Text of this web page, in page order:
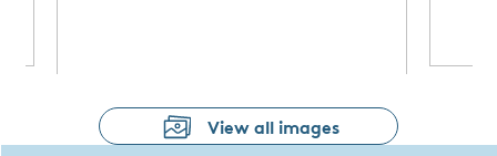
View all images